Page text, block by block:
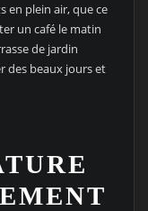
en plein air, que ce
un café le matin
de jardin
des beaux jours et